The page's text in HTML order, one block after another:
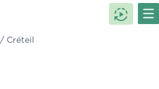
/ Créteil